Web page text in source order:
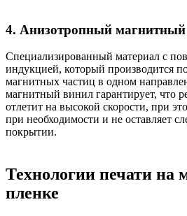
4. Анизотропный магнитный
Специализированный материал с
индукцией, который производится
магнитных частиц в одном
магнитный винил гарантирует, что
отлетит на высокой скорости, при
при необходимости и не оставляет
покрытии.
Технологии печати на
пленке